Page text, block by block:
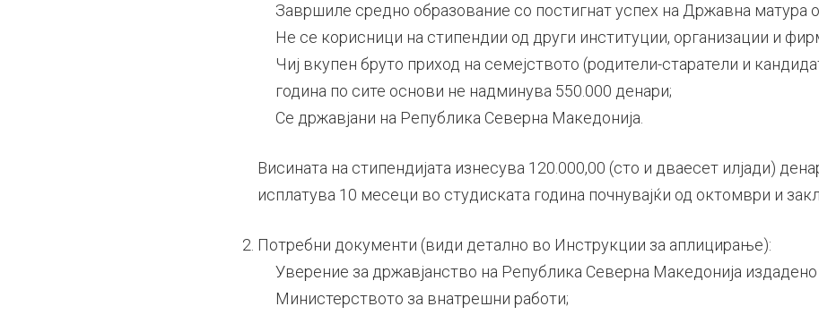
Завршиле средно образование со постигнат успех на Државна матура
Не се корисници на стипендии од други институции, организации и
Чиј вкупен бруто приход на семејството (родители-старатели и
година по сите основи не надминува 550.000 денари;
Се државјани на Република Северна Македонија.
Висината на стипендијата изнесува 120.000,00 (сто и дваесет илјади)
исплатува 10 месеци во студиската година почнувајќи од октомври и
Потребни документи (види детално во Инструкции за аплицирање):
Уверение за државјанство на Република Северна Македонија
Министерството за внатрешни работи;